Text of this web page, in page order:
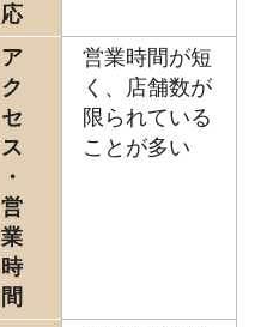
応
ア
ク
セ
ス
・
営
業
時
間
営業時間が短
く、店舗数が
限られている
ことが多い